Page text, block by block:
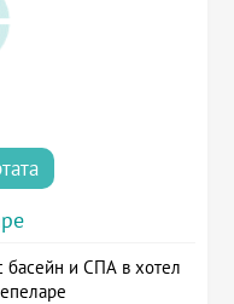
басейн и СПА в хотел